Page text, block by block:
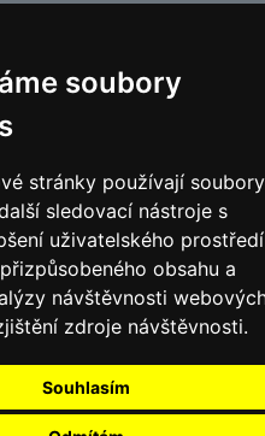
soubory
stránky používají soubory
sledovací nástroje s
uživatelského
obsahu a
návštěvnosti
zdroje návštěvnosti.
Souhlasím
23. 7. 2026 09:45
internetových stránek
Kolína